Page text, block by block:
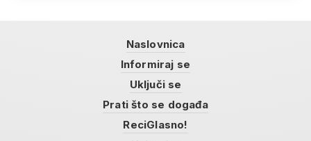
Naslovnica
Informiraj se
Uključi se
Prati što se događa
ReciGlasno!